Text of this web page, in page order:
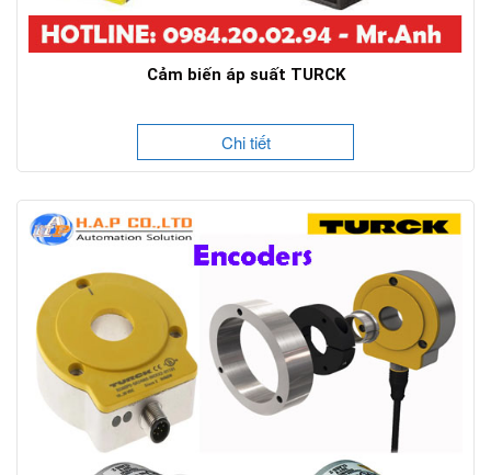
Cảm biến áp suất TURCK
Chi tiết